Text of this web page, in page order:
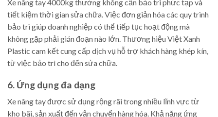
Xe nâng tay 4000kg thường không cần bảo trì phức tạp và
tiết kiệm thời gian sửa chữa. Việc đơn giản hóa các quy trình
bảo trì giúp doanh nghiệp có thể tiếp tục hoạt động mà
không gặp phải gián đoạn nào lớn. Thương hiệu Việt Xanh
Plastic cam kết cung cấp dịch vụ hỗ trợ khách hàng khép kín,
từ việc bảo trì cho đến sửa chữa.
6. Ứng dụng đa dạng
Xe nâng tay được sử dụng rộng rãi trong nhiều lĩnh vực từ
kho bãi, sản xuất đến vận chuyển hàng hóa. Khả năng ứng